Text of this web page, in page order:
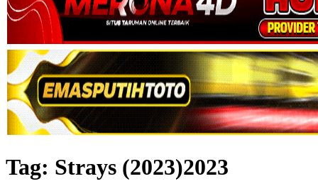
Tag: Strays (2023)2023